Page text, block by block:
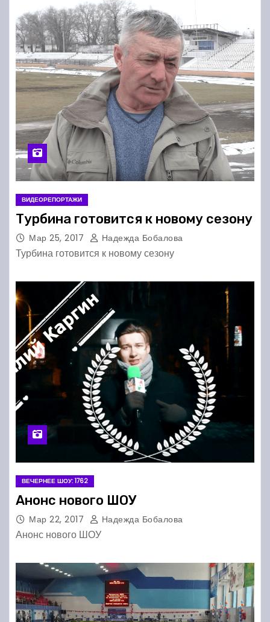
ВИДЕОРЕПОРТАЖИ
Турбина готовится к новому сезону
Мар 25, 2017 Надежда Бобалова
Турбина готовится к новому сезону
ВЕЧЕРНЕЕ ШОУ: 1762
Анонс нового ШОУ
Мар 22, 2017 Надежда Бобалова
Анонс нового ШОУ